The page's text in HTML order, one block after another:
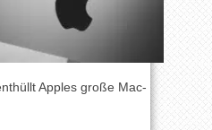
Apples große Mac-